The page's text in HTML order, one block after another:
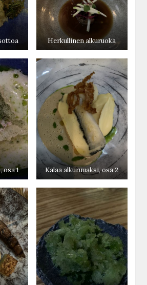
Herkullinen alkuruoka
osa 1 Kalaa alkuruuaksi, osa 2